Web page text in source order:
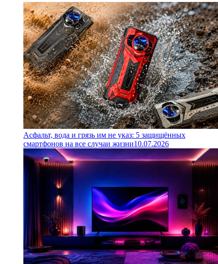
Асфальт, вода и грязь им не указ: 5 защищённых
смартфонов на все случаи жизни10.07.2026